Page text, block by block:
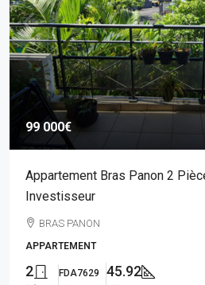
99 000€
Appartement Bras Panon 2
Investisseur
BRAS PANON
APPARTEMENT
2
FDA7629
45.92